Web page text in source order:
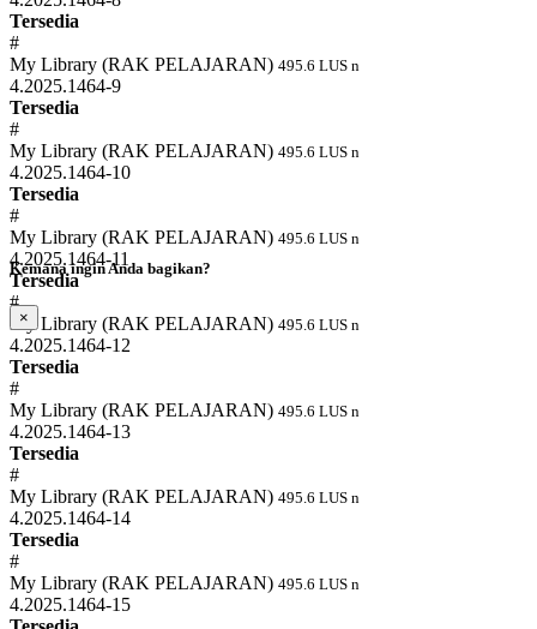
Tersedia
#
My Library (RAK PELAJARAN) 495.6 LUS n
4.2025.1464-9
Tersedia
#
My Library (RAK PELAJARAN) 495.6 LUS n
4.2025.1464-10
Tersedia
#
My Library (RAK PELAJARAN) 495.6 LUS n
4.2025.1464-11
Tersedia
#
My Library (RAK PELAJARAN) 495.6 LUS n
4.2025.1464-12
Tersedia
#
My Library (RAK PELAJARAN) 495.6 LUS n
4.2025.1464-13
Tersedia
#
My Library (RAK PELAJARAN) 495.6 LUS n
4.2025.1464-14
Tersedia
#
My Library (RAK PELAJARAN) 495.6 LUS n
4.2025.1464-15
Kemana ingin Anda bagikan?
×